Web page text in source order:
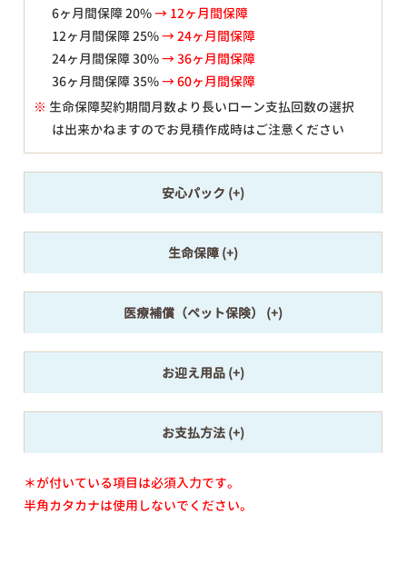
6ヶ月間保障 20%→ 12ヶ月間保障
12ヶ月間保障 25%→ 24ヶ月間保障
24ヶ月間保障 30%→ 36ヶ月間保障
36ヶ月間保障 35%→ 60ヶ月間保障
※ 生命保障契約期間月数より長いローン支払回数の選択
は出来かねますのでお見積作成時はご注意ください
安心パック
生命保障
医療補償（ペット保険）
お迎え用品
お支払方法
＊が付いている項目は必須入力です。
半角カタカナは使用しないでください。